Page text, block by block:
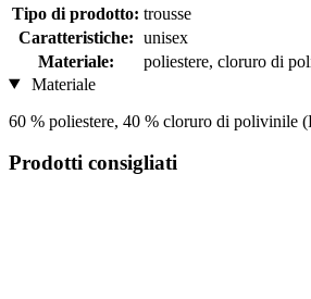
Tipo di prodotto: trousse
Caratteristiche: unisex
Materiale:
poliestere, cloruro di
Materiale
60 % poliestere, 40 % cloruro di polivinile
Prodotti consigliati